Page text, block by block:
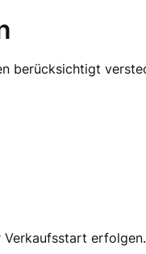
berücksichtigt
erfolgen.